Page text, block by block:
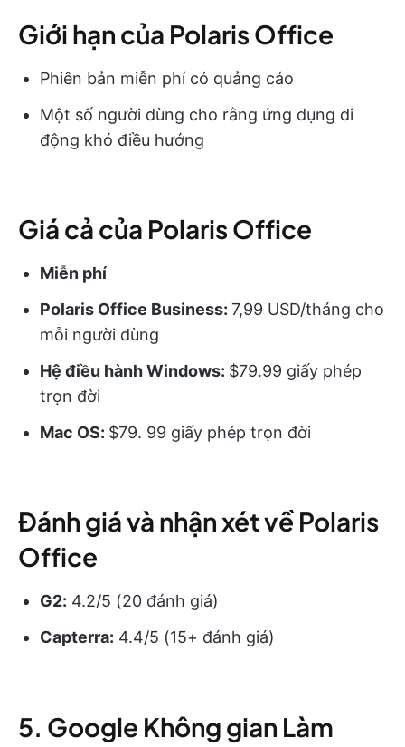
Giới hạn của Polaris Office
Phiên bản miễn phí có quảng cáo
Một số người dùng cho rằng ứng dụng di
động khó điều hướng
Giá cả của Polaris Office
Miễn phí
Polaris Office Business: 7,99 USD/tháng cho
mỗi người dùng
Hệ điều hành Windows: $79.99 giấy phép
trọn đời
Mac OS: $79. 99 giấy phép trọn đời
Đánh giá và nhận xét về Polaris
Office
G2: 4.2/5 (20 đánh giá)
Capterra: 4.4/5 (15+ đánh giá)
5. Google Không gian Làm